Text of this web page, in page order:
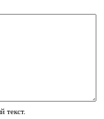
текст.